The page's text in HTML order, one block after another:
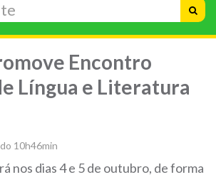
Encontro
Língua e Literatura
10h46min
nos dias 4 e 5 de outubro, de forma